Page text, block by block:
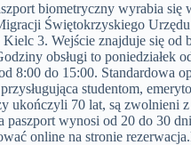
biometryczny wyrabia się
Świętokrzyskiego
3. Wejście znajduje się od
obsługi to poniedziałek
8:00 do 15:00. Standardowa
studentom,
ukończyli 70 lat, są zwolnieni z
paszport wynosi od 20 do 30
online na stronie